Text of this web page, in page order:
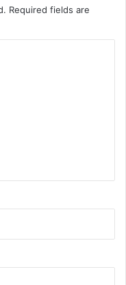
Required fields are